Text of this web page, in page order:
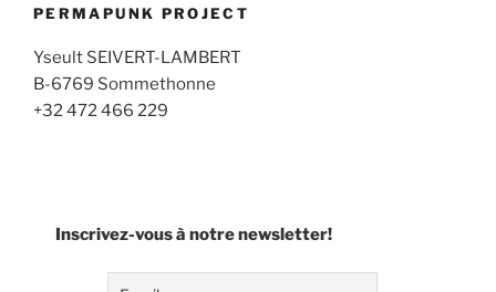
PERMAPUNK PROJECT
Yseult SEIVERT-LAMBERT
B-6769 Sommethonne
+32 472 466 229
Inscrivez-vous à notre newsletter!